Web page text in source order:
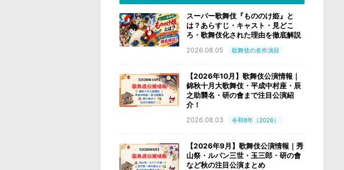
スーパー歌舞伎『もののけ姫』と
は？あらすじ・キャスト・見どこ
ろ・歌舞伎化された理由を徹底解説
2026.08.05 歌舞伎の名作演目
【2026年10月】歌舞伎公演情報｜
錦秋十月大歌舞伎・平成中村座・辰
之助襲名・研の會まで注目公演紹
介！
2026.08.03 令和8年（2026）
【2026年9月】歌舞伎公演情報｜秀
山祭・ルパン三世・玉三郎・研の會
など秋の注目公演まとめ